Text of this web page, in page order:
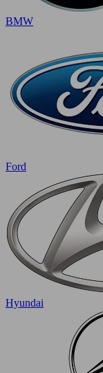
BMW
Ford
Hyundai